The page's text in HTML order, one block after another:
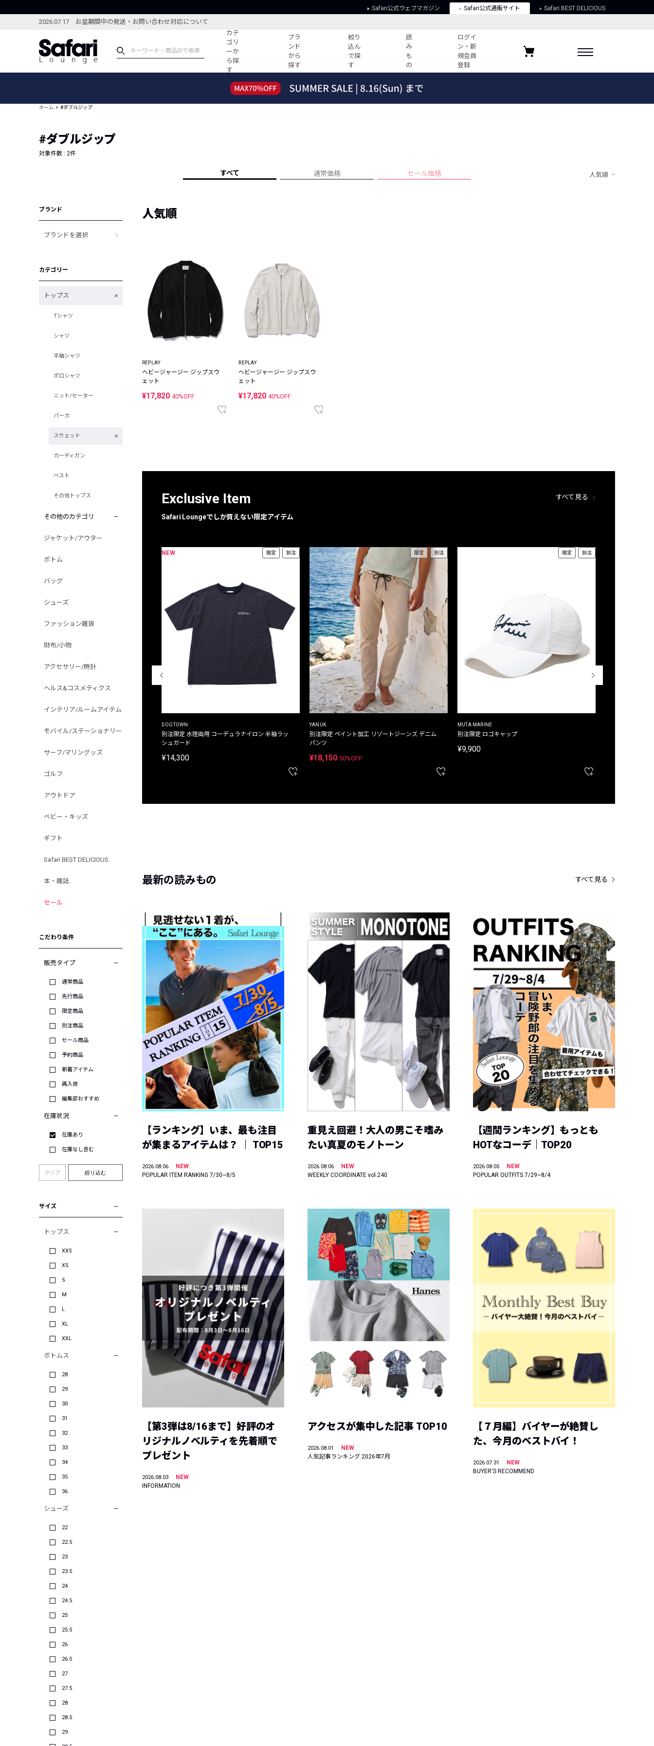
Safari公式ウェブマガジン Safari公式通販サイト Safari BEST DELICIOUS
2026.07.17 お盆期間中の発送・お問い合わせ対応について
カテ
ゴリ
ーか
ら探
す
ブラ
ンド
から
探す
絞り
込ん
で探
す
読
み
も
の
ログイ
ン・新
規会員
登録
ブランドから探す
新着アイテム
編集部のおすすめアイテム
すべての記事
人気記事ランキング
セールおすすめアイテム
人気アイテム TOP 15
プライバシーポリシー
お気に入りブランド
ホーム #ダブルジップ
#ダブルジップ
対象件数 : 2件
すべて 通常価格 セール価格 人気順
ブランド
ブランドを選択
カテゴリー
トップス
Tシャツ
シャツ
半袖シャツ
ポロシャツ
ニット/セーター
パーカ
スウェット
カーディガン
ベスト
その他トップス
その他のカテゴリ
ジャケット/アウター
ボトム
バッグ
シューズ
ファッション雑貨
財布/小物
アクセサリー/時計
ヘルス&コスメティクス
インテリア/ルームアイテム
モバイル/ステーショナリー
サーフ/マリングッズ
ゴルフ
アウトドア
ベビー・キッズ
ギフト
Safari BEST DELICIOUS
本・雑誌
セール
こだわり条件
販売タイプ
通常商品
先行商品
限定商品
別注商品
セール商品
予約商品
新着アイテム
再入荷
編集部おすすめ
在庫状況
在庫あり
在庫なし含む
クリア 絞り込む
サイズ
トップス
XXS
XS
S
M
L
XL
XXL
ボトムス
28
29
30
31
32
33
34
35
36
シューズ
22
22.5
23
23.5
24
24.5
25
25.5
26
26.5
27
27.5
28
28.5
29
人気順
REPLAY
ヘビージャージー ジップスウ
ェット
¥17,820 40%OFF
REPLAY
ヘビージャージー ジップスウ
ェット
¥17,82040%OFF
Exclusive Item
Safari Loungeでしか買えない限定アイテム
すべて見る
別注限定 ピグメントダイ バックプリント サーフ
NEW 限定 別注
DOGTOWN
別注限定 水陸両用 コーデュラナイロン 半袖ラッ
シュガード
¥14,300
限定 別注
YANUK
別注限定 ペイント加工 リゾートジーンズ デニム
パンツ
¥18,150 50%OFF
限定 別注
MUTA MARINE
別注限定 ロゴキャップ
¥9,900
最新の読みもの すべて見る
【ランキング】いま、最も注目
が集まるアイテムは？ ｜ TOP15
2026.08.06
NEW
POPULAR ITEM RANKING 7/30~8/5
重見え回避！大人の男こそ嗜み
たい真夏のモノトーン
2026.08.06
NEW
WEEKLY COORDINATE vol.240
【週間ランキング】もっとも
HOTなコーデ｜TOP20
2026.08.05
NEW
POPULAR OUTFITS 7/29~8/4
【第3弾は8/16まで】好評のオ
リジナルノベルティを先着順で
プレゼント
2026.08.03
NEW
INFORMATION
アクセスが集中した記事 TOP10
2026.08.01
NEW
人気記事ランキング 2026年7月
【７月編】バイヤーが絶賛し
た、今月のベストバイ！
2026.07.31
NEW
BUYER'S RECOMMEND